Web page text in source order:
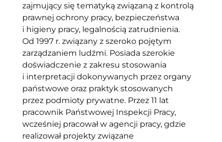
zajmujący się tematyką związaną z kontrolą
prawnej ochrony pracy, bezpieczeństwa
i higieny pracy, legalnością zatrudnienia.
Od 1997 r. związany z szeroko pojętym
zarządzaniem ludźmi. Posiada szerokie
doświadczenie z zakresu stosowania
i interpretacji dokonywanych przez organy
państwowe oraz praktyk stosowanych
przez podmioty prywatne. Przez 11 lat
pracownik Państwowej Inspekcji Pracy,
wcześniej pracował w agencji pracy, gdzie
realizował projekty związane